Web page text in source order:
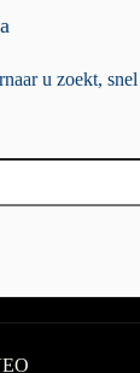
u zoekt,